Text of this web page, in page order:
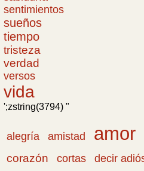
sentimientos
sueños
tiempo
tristeza
verdad
versos
vida
';zstring(3794) "
alegría amistad amor
corazón
cortas decir